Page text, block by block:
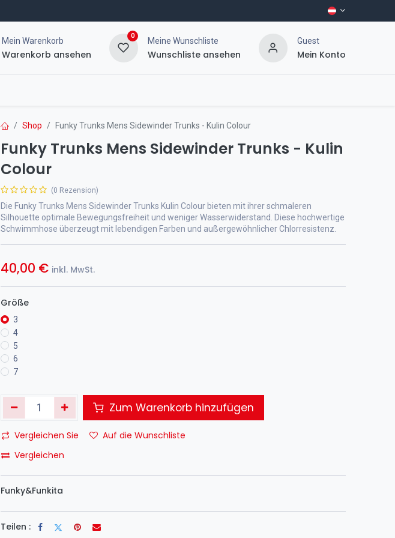
Mein Warenkorb
Warenkorb ansehen
0
Meine Wunschliste
Wunschliste ansehen
Guest
Mein Konto
Shop Funky Trunks Mens Sidewinder Trunks - Kulin Colour
Funky Trunks Mens Sidewinder Trunks - Kulin
Colour
(0 Rezension)
Die Funky Trunks Mens Sidewinder Trunks Kulin Colour bieten mit ihrer schmaleren
Silhouette optimale Bewegungsfreiheit und weniger Wasserwiderstand. Diese hochwertige
Schwimmhose überzeugt mit lebendigen Farben und außergewöhnlicher Chlorresistenz.
40,00 € inkl. MwSt.
Größe
3
4
5
6
7
Zum Warenkorb hinzufügen
Vergleichen Sie
Auf die Wunschliste
Vergleichen
Funky&Funkita
Teilen :